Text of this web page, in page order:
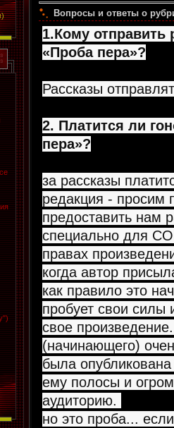
Вопросы и ответы о
1.Кому отправить
«Проба пера»?
Рассказы
2. Платится ли
пера»?
за рассказы
редакция - просим
предоставить нам
специально для
правах
когда автор
как правило это
пробует свои силы
свое
(начинающего)
была
ему полосы и
аудиторию.
но это проба...